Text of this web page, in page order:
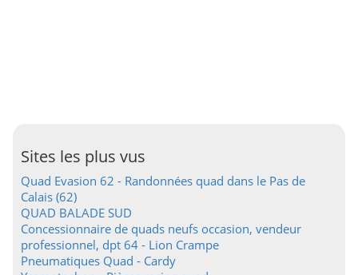
Sites les plus vus
Quad Evasion 62 - Randonnées quad dans le Pas de
Calais (62)
QUAD BALADE SUD
Concessionnaire de quads neufs occasion, vendeur
professionnel, dpt 64 - Lion Crampe
Pneumatiques Quad - Cardy